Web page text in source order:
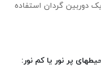
دوربین گردان استفاده
پر نور یا کم نور: